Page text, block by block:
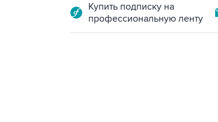
Купить подписку на
профессиональную ленту